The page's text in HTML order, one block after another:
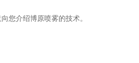
您介绍博原喷雾的技术。